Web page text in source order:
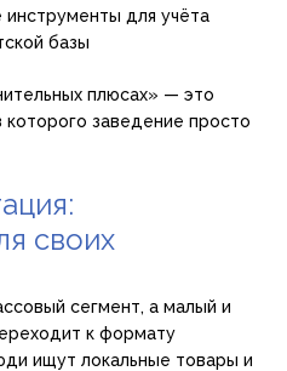
инструменты для учёта
базы
плюсах» — это
которого заведение просто
своих
сегмент, а малый и
к формату
ищут локальные товары и